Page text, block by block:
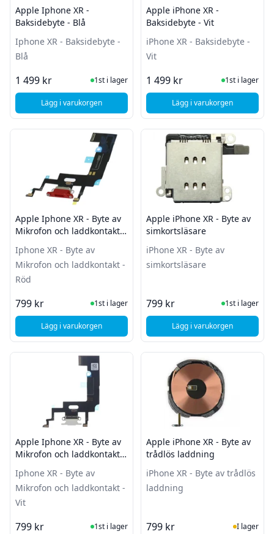
Apple Iphone XR -
Baksidebyte - Blå
Iphone XR - Baksidebyte -
Blå
1 499 kr I Lager
1st i lager
Lägg i varukorgen, Apple Iphone XR - Baksidebyte - Blå
Apple iPhone XR -
Baksidebyte - Vit
iPhone XR - Baksidebyte -
Vit
1 499 kr I Lager
1st i lager
Lägg i varukorgen, Apple iPhone XR -
Apple Iphone XR - Byte av
Mikrofon och laddkontakt -
Iphone XR - Byte av
Mikrofon och laddkontakt -
Röd
799 kr I Lager
1st i lager
Lägg i varukorgen, Apple Iphone XR - Byte av Mikrofon och laddkontakt - Röd
Apple iPhone XR - Byte av
simkortsläsare
iPhone XR - Byte av
simkortsläsare
799 kr I Lager
1st i lager
Lägg i varukorgen
Apple Iphone XR - Byte av
Mikrofon och laddkontakt -
Iphone XR - Byte av
Mikrofon och laddkontakt -
Vit
799 kr I Lager
1st i lager
Apple iPhone XR - Byte av
trådlös laddning
iPhone XR - Byte av trådlös
laddning
799 kr I Lager
I lager